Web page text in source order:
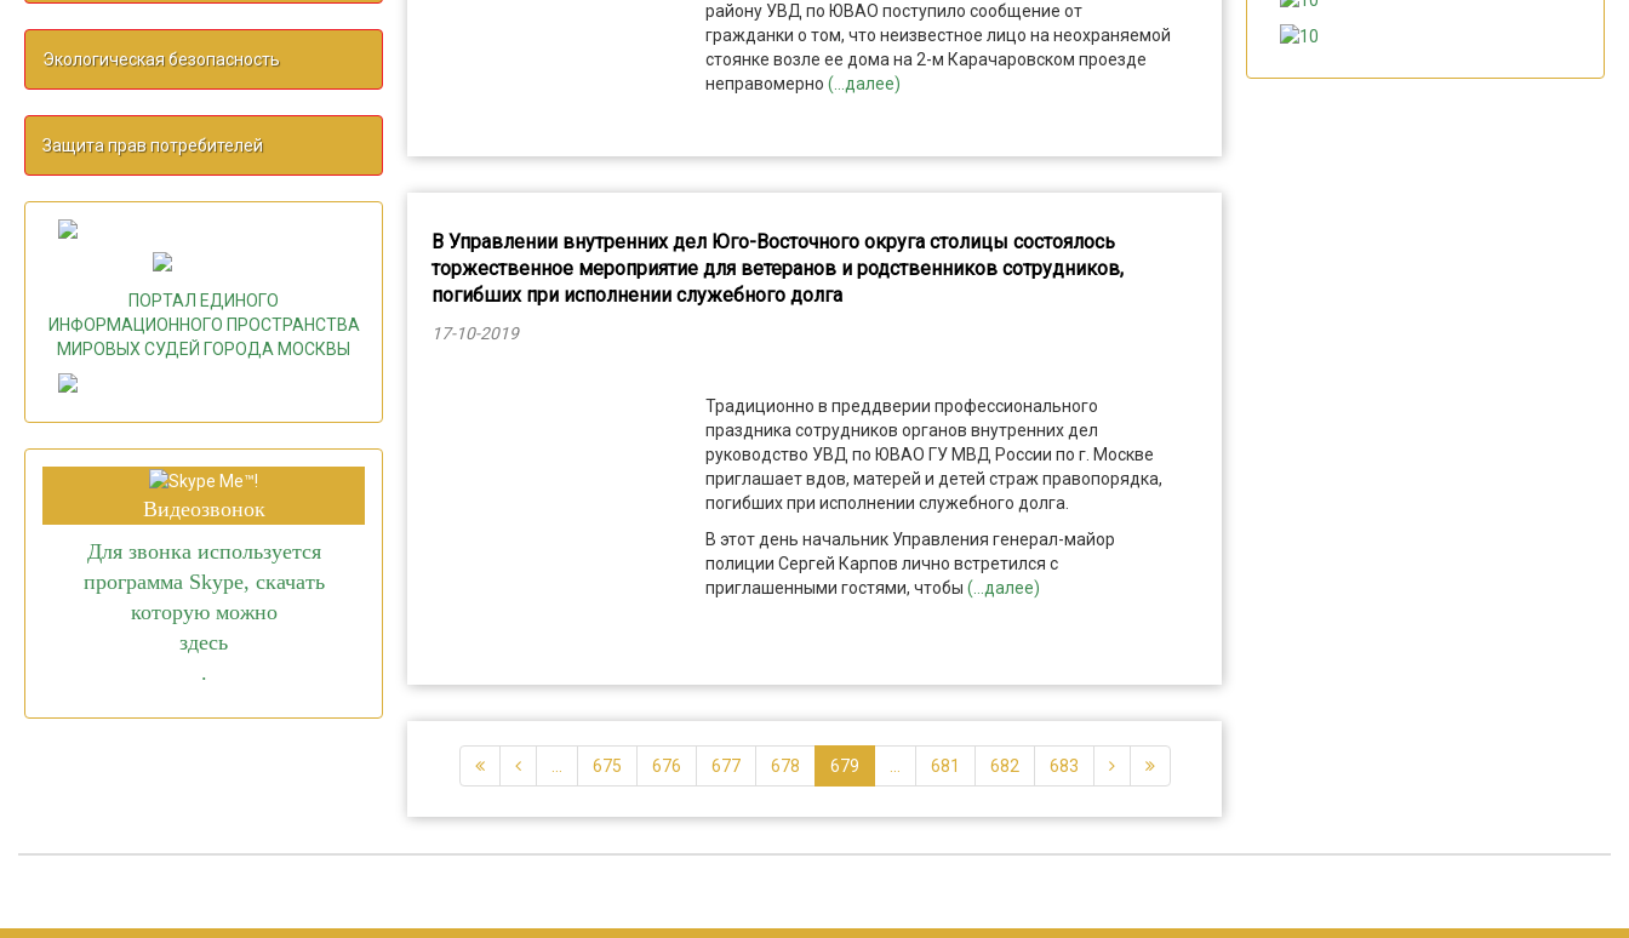
Экологическая безопасность
Защита прав потребителей
ПОРТАЛ ЕДИНОГО
ИНФОРМАЦИОННОГО ПРОСТРАНСТВА
МИРОВЫХ СУДЕЙ ГОРОДА МОСКВЫ
Видеозвонок
Для звонка используется
программа Skype, скачать
которую можно
здесь
.
району УВД по ЮВАО поступило сообщение от
гражданки о том, что неизвестное лицо на неохраняемой
стоянке возле ее дома на 2-м Карачаровском проезде
неправомерно (...далее)
В Управлении внутренних дел Юго-Восточного округа столицы состоялось
торжественное мероприятие для ветеранов и родственников сотрудников,
погибших при исполнении служебного долга
17-10-2019
Традиционно в преддверии профессионального
праздника сотрудников органов внутренних дел
руководство УВД по ЮВАО ГУ МВД России по г. Москве
приглашает вдов, матерей и детей страж правопорядка,
погибших при исполнении служебного долга.
В этот день начальник Управления генерал-майор
полиции Сергей Карпов лично встретился с
приглашенными гостями, чтобы (...далее)
675 676 677 678 679 681 682 683